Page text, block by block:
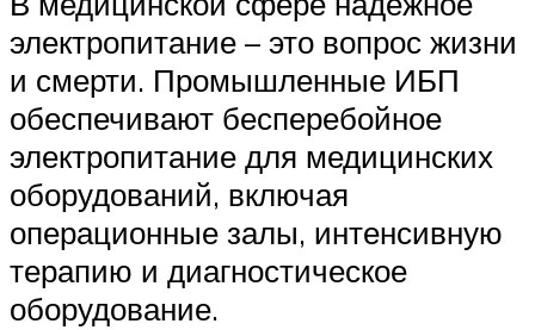
электропитание – это вопрос жизни
и смерти. Промышленные ИБП
обеспечивают бесперебойное
электропитание для медицинских
оборудований, включая
операционные залы, интенсивную
терапию и диагностическое
оборудование.